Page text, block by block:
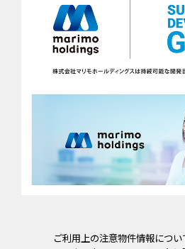
ご利用上の注意物件情報につい